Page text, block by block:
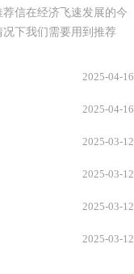
信在经济飞速发展的今
况下我们需要用到推荐
同的情况和环境...2025-04-16
2025-04-16
2025-03-12
2025-03-12
2025-03-12
2025-03-12